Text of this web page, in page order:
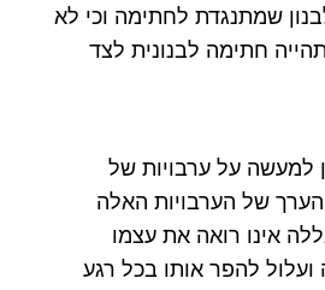
שמתנגדת לחתימה וכי לא
חתימה לבנונית לצד
למעשה על ערבויות של
של הערבויות האלה
אינו רואה את עצמו
להפר אותו בכל רגע